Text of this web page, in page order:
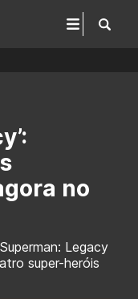
no
Legacy
super-heróis